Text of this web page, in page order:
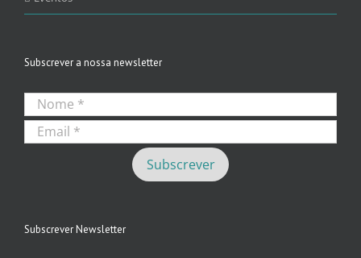
Subscrever a nossa newsletter
Subscrever Newsletter